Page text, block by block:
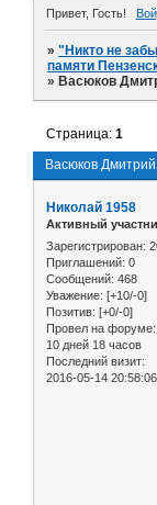
Привет, Гость!
»"Никто не
памяти
» Васюков
Васюков
Страница:1
Николай 1958
Активный
Зарегистрирован:
Приглашений: 0
Сообщений: 468
Уважение: [+10/-0]
Позитив: [+0/-0]
Провел на форуме:
10 дней 18 часов
Последний визит:
2016-05-14 20:58:06